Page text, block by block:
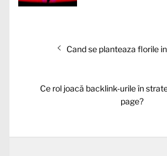
Articolul
Cand se planteaza florile
Articolul
Ce rol joacă backlink-urile în
page?